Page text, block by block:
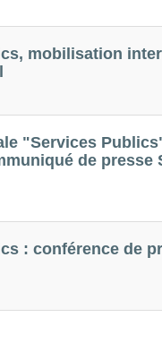
mobilisation
"Services
de presse
: conférence de